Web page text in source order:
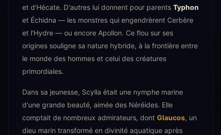
et d'Hécate. D'autres lui donnent pour parents Typhon
et Échidna — les monstres qui engendrèrent Cerbère
et l'Hydre — ou encore Apollon. Ce flou sur ses
origines souligne sa nature hybride, à la frontière entre
le monde des hommes et celui des créatures
primordiales.
Dans sa jeunesse, Scylla était une nymphe marine
d'une grande beauté, aimée des Néréides. Elle
comptait de nombreux admirateurs, dont Glaucos, un
dieu marin transformé en divinité aquatique après